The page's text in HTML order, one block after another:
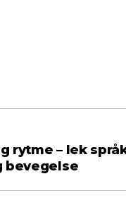
rytme – lek
bevegelse